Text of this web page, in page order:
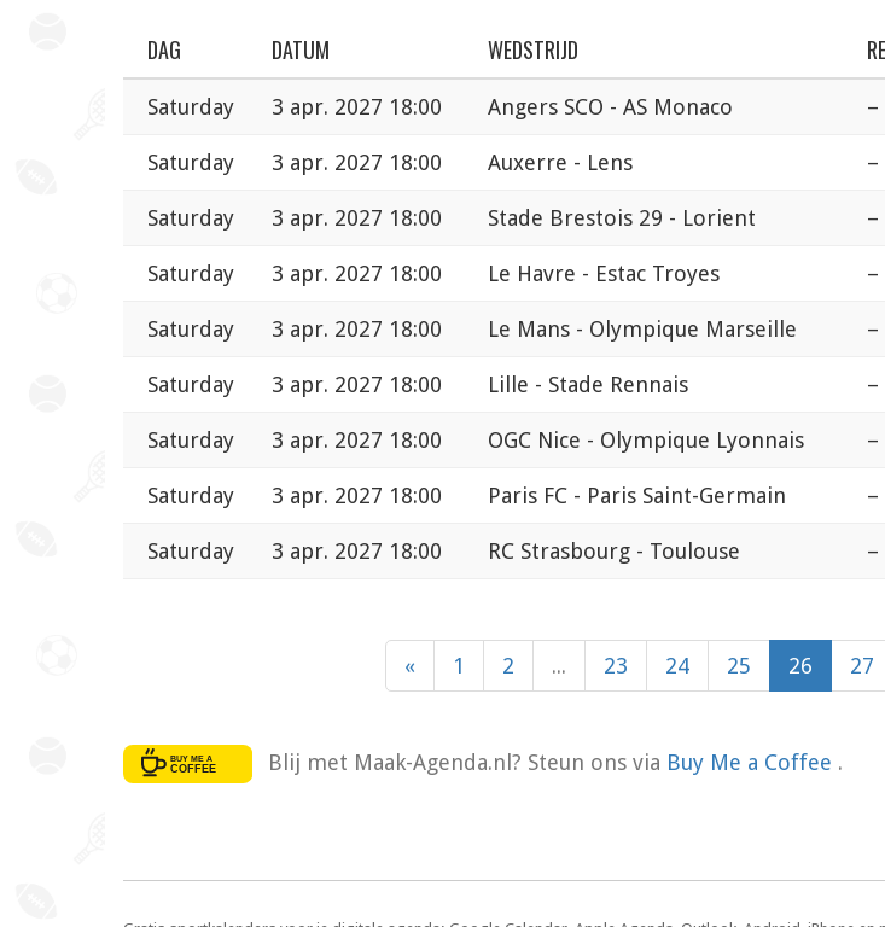
DAG DATUM WEDSTRIJD
Saturday 3 apr. 2027 18:00 Angers SCO - AS Monaco –
Saturday 3 apr. 2027 18:00 Auxerre - Lens –
Saturday 3 apr. 2027 18:00 Stade Brestois 29 - Lorient –
Saturday 3 apr. 2027 18:00 Le Havre - Estac Troyes –
Saturday 3 apr. 2027 18:00 Le Mans - Olympique Marseille –
Saturday 3 apr. 2027 18:00 Lille - Stade Rennais –
Saturday 3 apr. 2027 18:00 OGC Nice - Olympique Lyonnais –
Saturday 3 apr. 2027 18:00 Paris FC - Paris Saint-Germain –
Saturday 3 apr. 2027 18:00 RC Strasbourg - Toulouse –
« 1 2 ... 23 24 25 26 27
Blij met Maak-Agenda.nl? Steun ons via Buy Me a Coffee .